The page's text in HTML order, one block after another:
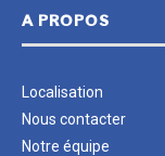
A PROPOS
Localisation
Nous contacter
Notre équipe